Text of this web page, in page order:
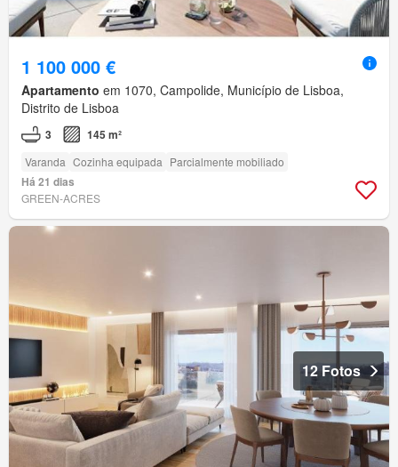
1 100 000 €
Apartamento em 1070, Campolide, Município de Lisboa,
Distrito de Lisboa
3 145 m²
Varanda Cozinha equipada Parcialmente mobiliado
Há 21 dias
GREEN-ACRES
12 Fotos